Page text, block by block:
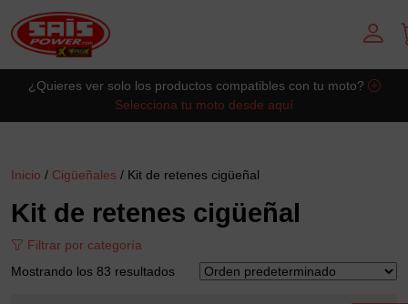
¿Quieres ver solo los productos compatibles con tu moto?
Selecciona tu moto desde aquí
Inicio / Cigüeñales / Kit de retenes cigüeñal
Kit de retenes cigüeñal
Filtrar por categoría
Mostrando los 83 resultados